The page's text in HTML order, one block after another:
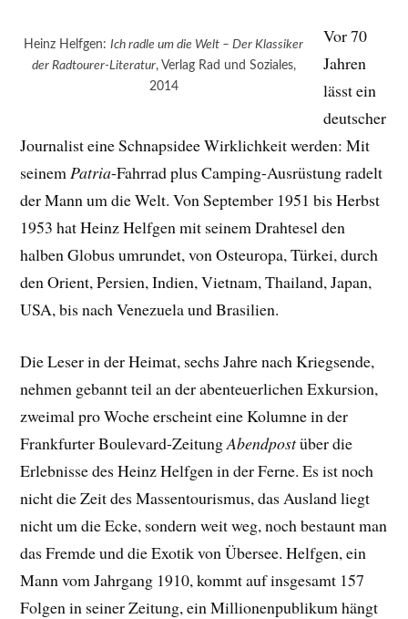
Heinz Helfgen:Ich radle um die Welt – Der Klassiker
der Radtourer-Literatur, Verlag Rad und Soziales,
2014
Vor 70
Jahren
lässt ein
deutscher
Journalist eine Schnapsidee Wirklichkeit werden: Mit
seinemPatria-Fahrrad plus Camping-Ausrüstung radelt
der Mann um die Welt. Von September 1951 bis Herbst
1953 hat Heinz Helfgen mit seinem Drahtesel den
halben Globus umrundet, von Osteuropa, Türkei, durch
den Orient, Persien, Indien, Vietnam, Thailand, Japan,
USA, bis nach Venezuela und Brasilien.
Die Leser in der Heimat, sechs Jahre nach Kriegsende,
nehmen gebannt teil an der abenteuerlichen Exkursion,
zweimal pro Woche erscheint eine Kolumne in der
Frankfurter Boulevard-ZeitungAbendpostüber die
Erlebnisse des Heinz Helfgen in der Ferne. Es ist noch
nicht die Zeit des Massentourismus, das Ausland liegt
nicht um die Ecke, sondern weit weg, noch bestaunt man
das Fremde und die Exotik von Übersee. Helfgen, ein
Mann vom Jahrgang 1910, kommt auf insgesamt 157
Folgen in seiner Zeitung, ein Millionenpublikum hängt